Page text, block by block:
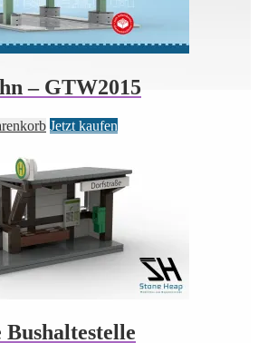
– GTW2015
Jetzt kaufen